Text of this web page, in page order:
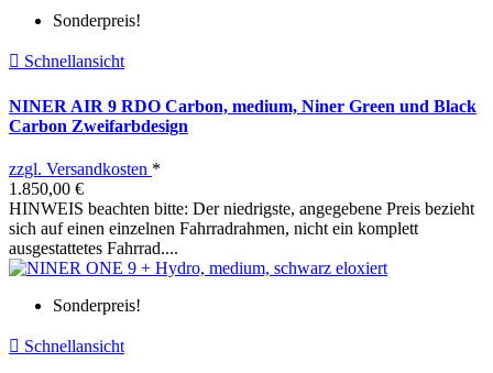
Sonderpreis!
 Schnellansicht
NINER AIR 9 RDO Carbon, medium, Niner Green und Black
Carbon Zweifarbdesign
zzgl. Versandkosten *
1.850,00 €
HINWEIS beachten bitte: Der niedrigste, angegebene Preis bezieht
sich auf einen einzelnen Fahrradrahmen, nicht ein komplett
ausgestattetes Fahrrad....
Sonderpreis!
 Schnellansicht